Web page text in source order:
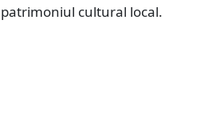
patrimoniul cultural local.